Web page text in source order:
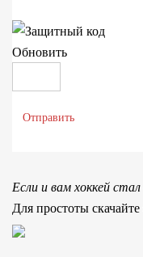
Обновить
Отправить
Если и вам хоккей
Для простоты